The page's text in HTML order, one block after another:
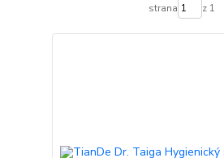
strana z 1